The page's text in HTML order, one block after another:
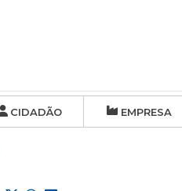
CIDADÃO EMPRESA